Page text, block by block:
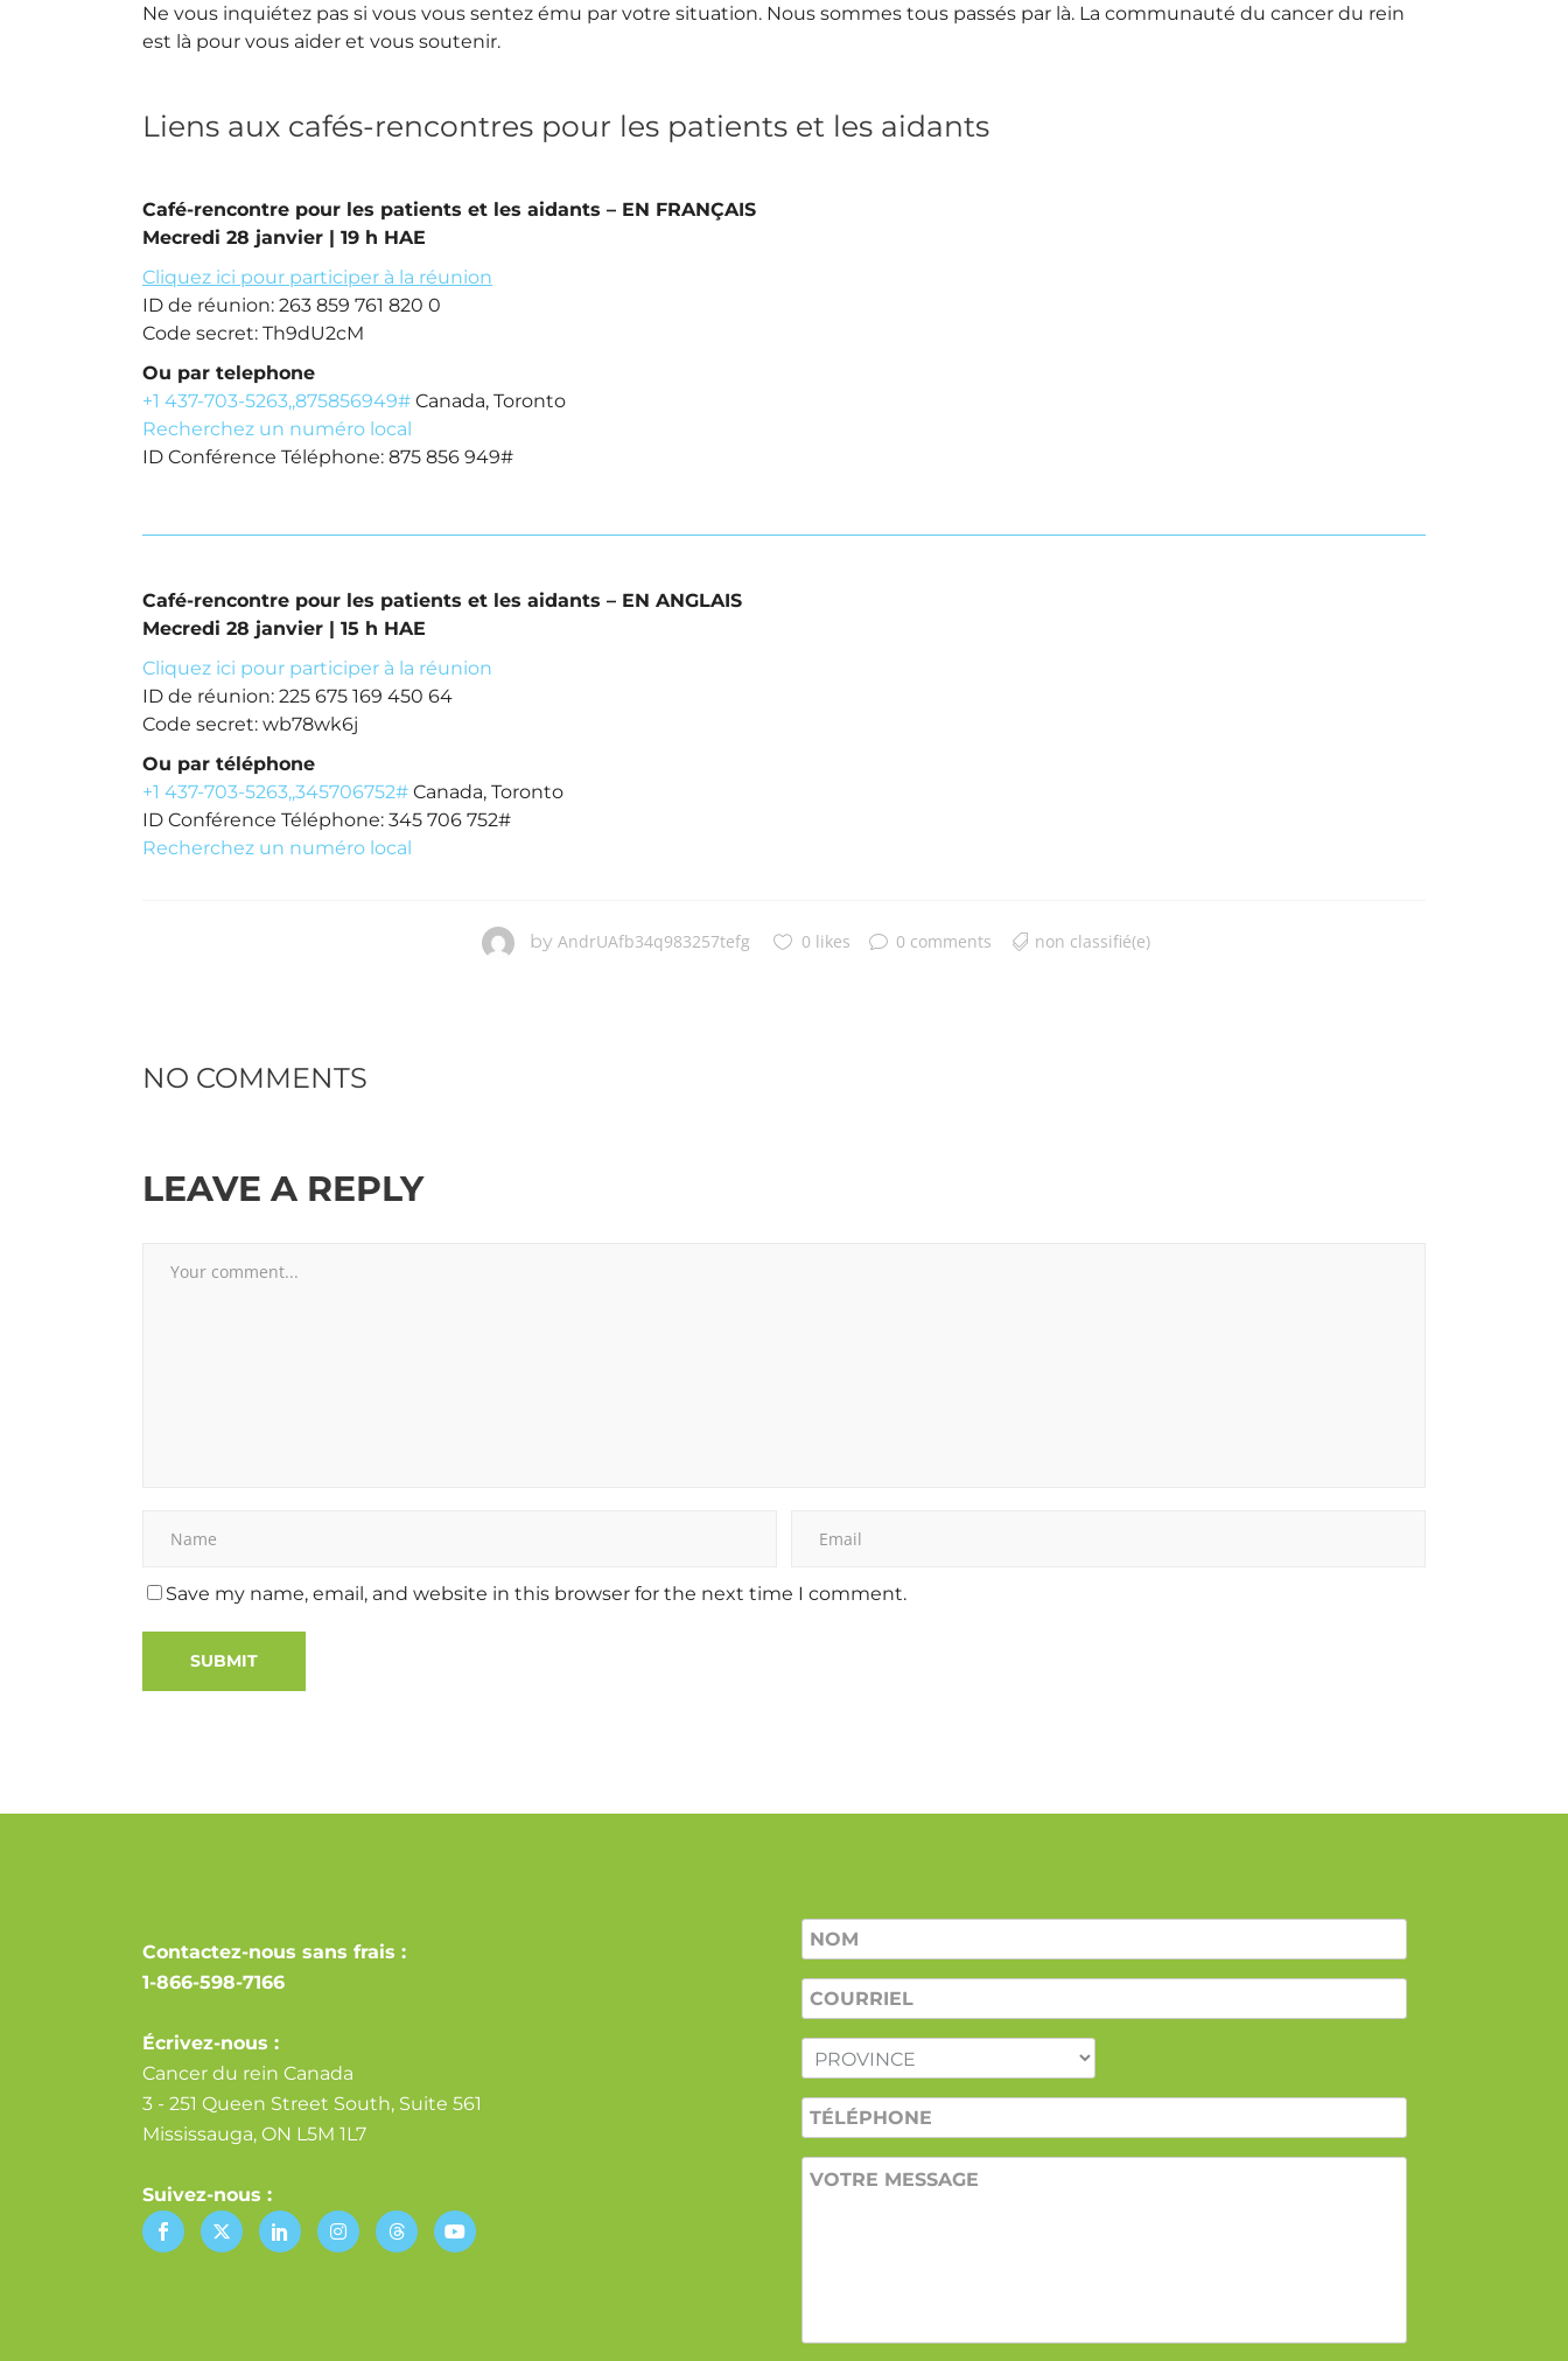
Ne vous inquiétez pas si vous vous sentez ému par votre situation. Nous sommes tous passés par là. La communauté du cancer du rein
est là pour vous aider et vous soutenir.
Liens aux cafés-rencontres pour les patients et les aidants
Café-rencontre pour les patients et les aidants – EN FRANÇAIS
Mecredi 28 janvier | 19 h HAE
Cliquez ici pour participer à la réunion
ID de réunion: 263 859 761 820 0
Code secret: Th9dU2cM
Ou par telephone
+1 437-703-5263,,875856949# Canada, Toronto
Recherchez un numéro local
ID Conférence Téléphone: 875 856 949#
Café-rencontre pour les patients et les aidants – EN ANGLAIS
Mecredi 28 janvier | 15 h HAE
Cliquez ici pour participer à la réunion
ID de réunion: 225 675 169 450 64
Code secret: wb78wk6j
Ou par téléphone
+1 437-703-5263,,345706752# Canada, Toronto
ID Conférence Téléphone: 345 706 752#
Recherchez un numéro local
by AndrUAfb34q983257tefg 0 likes 0 comments non classifié(e)
NO COMMENTS
LEAVE A REPLY
Save my name, email, and website in this browser for the next time I comment.
Contactez-nous sans frais :
1-866-598-7166
Écrivez-nous :
Cancer du rein Canada
3 - 251 Queen Street South, Suite 561
Mississauga, ON L5M 1L7
Suivez-nous :
Nom
COURRIEL
PROVINCE
TÉLÉPHONE
VOTRE
MESSAGE